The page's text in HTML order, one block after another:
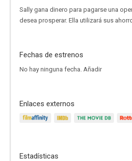
Sally gana dinero para pagarse una
desea prosperar. Ella utilizará sus
Fechas de estrenos
No hay ninguna fecha. Añadir
Enlaces externos
Estadísticas